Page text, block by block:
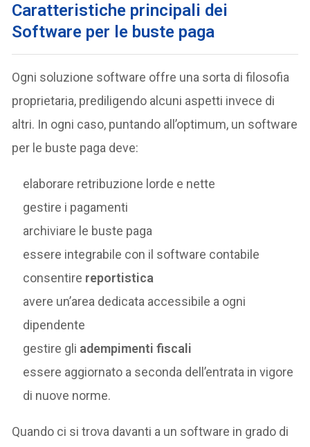
Caratteristiche principali dei
Software per le buste paga
Ogni soluzione software offre una sorta di filosofia
proprietaria, prediligendo alcuni aspetti invece di
altri. In ogni caso, puntando all’optimum, un software
per le buste paga deve:
elaborare retribuzione lorde e nette
gestire i pagamenti
archiviare le buste paga
essere integrabile con il software contabile
consentire reportistica
avere un’area dedicata accessibile a ogni
dipendente
gestire gli adempimenti fiscali
essere aggiornato a seconda dell’entrata in vigore
di nuove norme.
Quando ci si trova davanti a un software in grado di